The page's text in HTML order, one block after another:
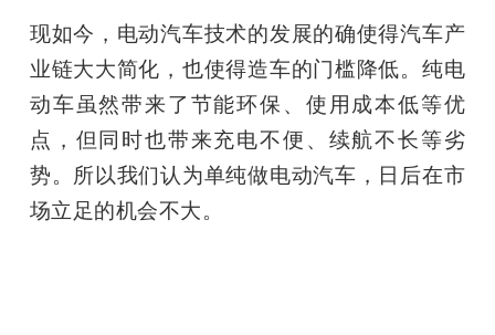
现如今，电动汽车技术的发展的确使得汽车产
业链大大简化，也使得造车的门槛降低。纯电
动车虽然带来了节能环保、使用成本低等优
点，但同时也带来充电不便、续航不长等劣
势。所以我们认为单纯做电动汽车，日后在市
场立足的机会不大。